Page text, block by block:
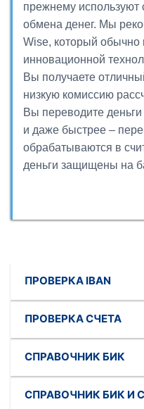
прежнему используют
обмена денег. Мы
Wise, который
инновационной
Вы получаете
низкую комиссию
Вы переводите деньги
и даже быстрее –
обрабатываются в
деньги защищены на
ПРОВЕРКА IBAN
ПРОВЕРКА СЧЕТА
СПРАВОЧНИК БИК
СПРАВОЧНИК БИК И